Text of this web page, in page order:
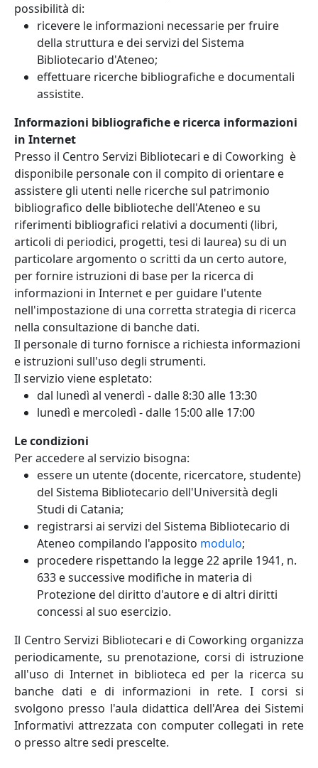
possibilità di:
ricevere le informazioni necessarie per fruire
della struttura e dei servizi del Sistema
Bibliotecario d'Ateneo;
effettuare ricerche bibliografiche e documentali
assistite.
Informazioni bibliografiche e ricerca informazioni
in Internet
Presso il Centro Servizi Bibliotecari e di Coworking è
disponibile personale con il compito di orientare e
assistere gli utenti nelle ricerche sul patrimonio
bibliografico delle biblioteche dell'Ateneo e su
riferimenti bibliografici relativi a documenti (libri,
articoli di periodici, progetti, tesi di laurea) su di un
particolare argomento o scritti da un certo autore,
per fornire istruzioni di base per la ricerca di
informazioni in Internet e per guidare l'utente
nell'impostazione di una corretta strategia di ricerca
nella consultazione di banche dati.
Il personale di turno fornisce a richiesta informazioni
e istruzioni sull'uso degli strumenti.
Il servizio viene espletato:
dal lunedì al venerdì - dalle 8:30 alle 13:30
lunedì e mercoledì - dalle 15:00 alle 17:00
Le condizioni
Per accedere al servizio bisogna:
essere un utente (docente, ricercatore, studente)
del Sistema Bibliotecario dell'Università degli
Studi di Catania;
registrarsi ai servizi del Sistema Bibliotecario di
Ateneo compilando l'apposito modulo;
procedere rispettando la legge 22 aprile 1941, n.
633 e successive modifiche in materia di
Protezione del diritto d'autore e di altri diritti
concessi al suo esercizio.
Il Centro Servizi Bibliotecari e di Coworking organizza
periodicamente, su prenotazione, corsi di istruzione
all'uso di Internet in biblioteca ed per la ricerca su
banche dati e di informazioni in rete. I corsi si
svolgono presso l'aula didattica dell'Area dei Sistemi
Informativi attrezzata con computer collegati in rete
o presso altre sedi prescelte.